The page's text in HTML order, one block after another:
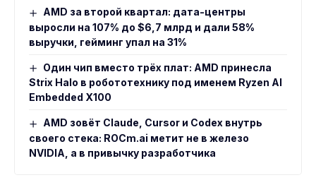
AMD за второй квартал: дата-центры
выросли на 107% до $6,7 млрд и дали 58%
выручки, гейминг упал на 31%
Один чип вместо трёх плат: AMD принесла
Strix Halo в робототехнику под именем Ryzen AI
Embedded X100
AMD зовёт Claude, Cursor и Codex внутрь
своего стека: ROCm.ai метит не в железо
NVIDIA, а в привычку разработчика